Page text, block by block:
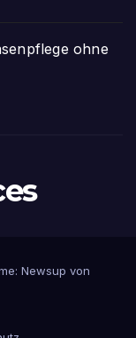
ohne
Newsup von